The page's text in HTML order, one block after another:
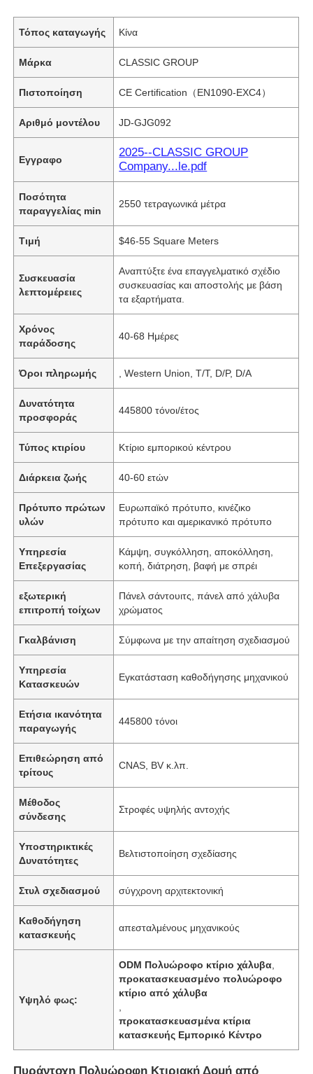
Βίντεο
Τόπος καταγωγής Κίνα
Μάρκα CLASSIC GROUP
Πιστοποίηση CE Certification（EN1090-EXC4）
Αριθμό μοντέλου JD-GJG092
Εγγραφο
2025--CLASSIC GROUP
Company...le.pdf
Ποσότητα
παραγγελίας min
2550 τετραγωνικά μέτρα
Τιμή $46-55 Square Meters
Συσκευασία
λεπτομέρειες
Αναπτύξτε ένα επαγγελματικό σχέδιο
συσκευασίας και αποστολής με βάση
τα εξαρτήματα.
Χρόνος
παράδοσης
40-68 Ημέρες
Όροι πληρωμής , Western Union, T/T, D/P, D/A
Δυνατότητα
προσφοράς
445800 τόνοι/έτος
Τύπος κτιρίου Κτίριο εμπορικού κέντρου
Διάρκεια ζωής 40-60 ετών
Πρότυπο πρώτων
υλών
Ευρωπαϊκό πρότυπο, κινέζικο
πρότυπο και αμερικανικό πρότυπο
Υπηρεσία
Επεξεργασίας
Κάμψη, συγκόλληση, αποκόλληση,
κοπή, διάτρηση, βαφή με σπρέι
εξωτερική
επιτροπή τοίχων
Πάνελ σάντουιτς, πάνελ από χάλυβα
χρώματος
Γκαλβάνιση Σύμφωνα με την απαίτηση σχεδιασμού
Υπηρεσία
Κατασκευών
Εγκατάσταση καθοδήγησης μηχανικού
Ετήσια ικανότητα
παραγωγής
445800 τόνοι
Επιθεώρηση από
τρίτους
CNAS, BV κ.λπ.
Μέθοδος
σύνδεσης
Στροφές υψηλής αντοχής
Υποστηρικτικές
Δυνατότητες
Βελτιστοποίηση σχεδίασης
Στυλ σχεδιασμού σύγχρονη αρχιτεκτονική
Καθοδήγηση
κατασκευής
απεσταλμένους μηχανικούς
Υψηλό φως:
ODM Πολυώροφο κτίριο χάλυβα
προκατασκευασμένο πολυώροφο
κτίριο από χάλυβα
προκατασκευασμένα κτίρια
κατασκευής Εμπορικό Κέντρο
Πυράντοχη Πολυώροφη Κτιριακή Δομή από